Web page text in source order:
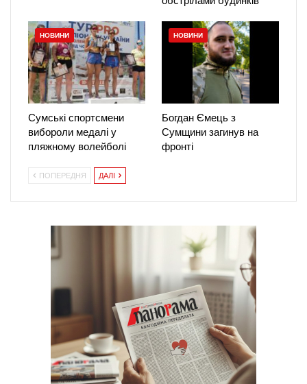
НОВИНИ
Сумські спортсмени
вибороли медалі у
пляжному волейболі
НОВИНИ
Богдан Ємець з
Сумщини загинув на
фронті
ПОПЕРЕДНЯ ДАЛІ